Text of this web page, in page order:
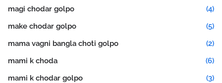
magi chodar golpo
(4)
make chodar golpo
(5)
mama vagni bangla choti golpo
(2)
mami k choda
(6)
mami k chodar golpo
(3)